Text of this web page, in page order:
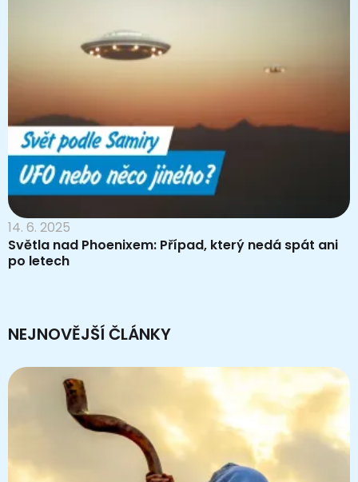
14. 6. 2025
Světla nad Phoenixem: Případ, který nedá spát ani
po letech
NEJNOVĚJŠÍ ČLÁNKY